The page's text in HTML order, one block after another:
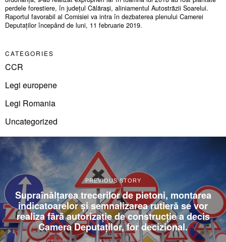
perdele forestiere, în județul Călărași, aliniamentul Autostrăzii Soarelui.
Raportul favorabil al Comisiei va intra în dezbaterea plenului Camerei
Deputaților începând de luni, 11 februarie 2019.
CATEGORIES
CCR
Legi europene
Legi Romania
Uncategorized
PREVIOUS STORY
Supraînălțarea trecerilor de pietoni, montarea
indicatoarelor și semnalizarea rutieră se vor
realiza fără autorizație de construcție a decis
Camera Deputaților, for decizional.